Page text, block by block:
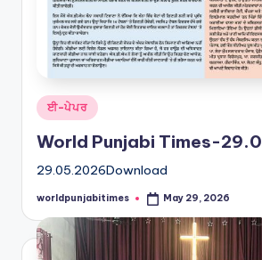
Posted
in
ਈ-ਪੇਪਰ
World Punjabi Times-
29.05.2026Download
Posted
worldpunjabitimes May 29, 2026